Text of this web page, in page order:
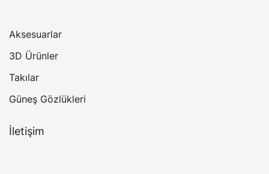
Aksesuarlar
3D Ürünler
Takılar
Güneş Gözlükleri
İletişim